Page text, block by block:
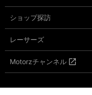
ショップ探訪
レーサーズ
Motorzチャンネル